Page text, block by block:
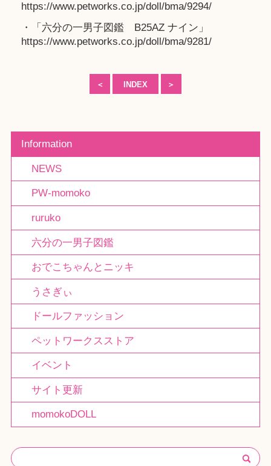
https://www.petworks.co.jp/doll/bma/9294/
・「六分の一男子図鑑 B25AZ ナイン」
https://www.petworks.co.jp/doll/bma/9281/
＜ INDEX ＞
Information
NEWS
PW-momoko
ruruko
六分の一男子図鑑
おでこちゃんとニッキ
うさぎぃ
ドールファッション
ペットワークスストア
イベント
サイト更新
momokoDOLL